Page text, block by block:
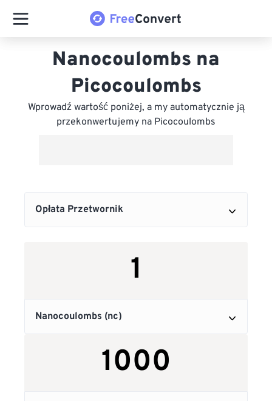
Nanocoulombs na
Picocoulombs
Wprowadź wartość poniżej, a my automatycznie ją
przekonwertujemy na Picocoulombs